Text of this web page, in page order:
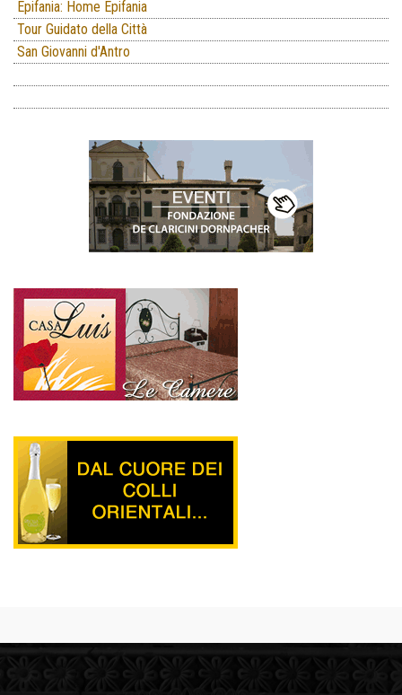
Epifania: Home Epifania
Tour Guidato della Città
San Giovanni d'Antro